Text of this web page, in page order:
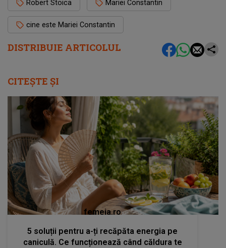
DISTRIBUIE ARTICOLUL
Robert Stoica Mariei Constantin
cine este Mariei Constantin
CITEȘTE ȘI
femeia.ro
5 soluții pentru a-ți recăpăta energia pe
caniculă. Ce funcționează când căldura te